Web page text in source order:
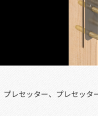
レセッター、プレセッタ